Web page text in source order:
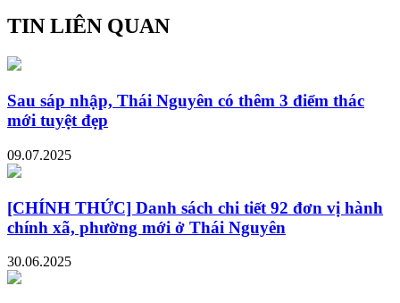
TIN LIÊN QUAN
Sau sáp nhập, Thái Nguyên có thêm 3 điểm thác
mới tuyệt đẹp
09.07.2025
[CHÍNH THỨC] Danh sách chi tiết 92 đơn vị hành
chính xã, phường mới ở Thái Nguyên
30.06.2025